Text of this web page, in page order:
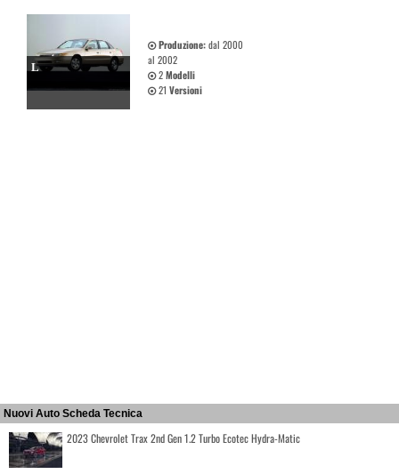
L
Produzione:dal 2000
al 2002
2Modelli
21 Versioni
Nuovi Auto Scheda Tecnica
2023 Chevrolet Trax 2nd Gen 1.2 Turbo Ecotec Hydra-Matic